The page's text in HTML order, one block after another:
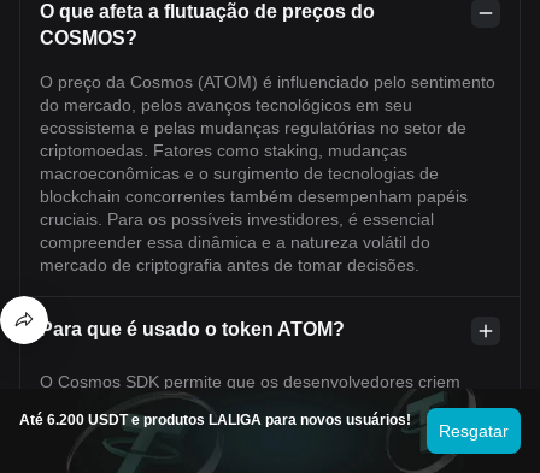
O que afeta a flutuação de preços do
COSMOS?
O preço da Cosmos (ATOM) é influenciado pelo sentimento
do mercado, pelos avanços tecnológicos em seu
ecossistema e pelas mudanças regulatórias no setor de
criptomoedas. Fatores como staking, mudanças
macroeconômicas e o surgimento de tecnologias de
blockchain concorrentes também desempenham papéis
cruciais. Para os possíveis investidores, é essencial
compreender essa dinâmica e a natureza volátil do
mercado de criptografia antes de tomar decisões.
Para que é usado o token ATOM?
O Cosmos SDK permite que os desenvolvedores criem
blockchains e dApps, impulsionando a inovação em setores
como DeFi e jogos. ATOM, o token nativo do Cosmos,
oferece potencial de negociação, recompensas de staking e
Até 6.200 USDT e produtos LALIGA para novos usuários!
Resgatar